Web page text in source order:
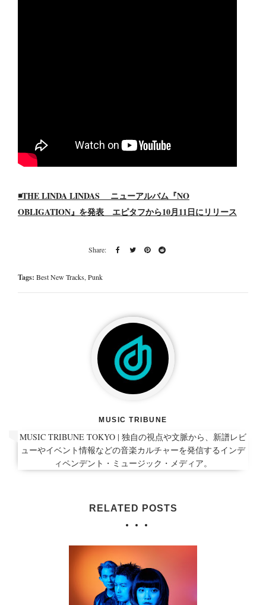
◾️THE LINDA LINDAS ニューアルバム『NO
OBLIGATION』を発表 エピタフから10月11日にリリース
Tags: Best New Tracks,Punk
MUSIC TRIBUNE
MUSIC TRIBUNE TOKYO | 独自の視点や文脈から、新譜レビ
ューやイベント情報などの音楽カルチャーを発信するインデ
ィペンデント・ミュージック・メディア。
RELATED POSTS